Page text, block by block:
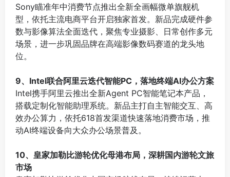
Sony瞄准年中消费节点推出全新全画幅微单旗舰机
型，依托主流电商平台开启独家首发。新品完成硬件参
数与影像算法全面迭代，聚焦专业摄影、日常创作多元
场景，进一步巩固品牌在高端影像数码赛道的龙头地
位。
9、Intel联合阿里云迭代智能PC，落地终端AI办公方案
Intel携手阿里云推出全新Agent PC智能笔记本产品，
搭载定制化智能助理系统。新品主打自主智能交互、高
效办公算力，依托618首发渠道快速落地消费市场，推
动AI终端设备向大众办公场景普及。
10、皇家加勒比游轮优化母港布局，深耕国内游轮文旅
市场